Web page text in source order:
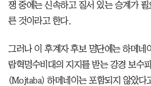
쟁 중에는 신속하고 질서 있는 승계가
른 것이라고 한다.
그러나 이 후계자 후보 명단에는 하메네
람혁명수비대의 지지를 받는 강경 보수
(Mojtaba) 하메네이는 포함되지 않았다